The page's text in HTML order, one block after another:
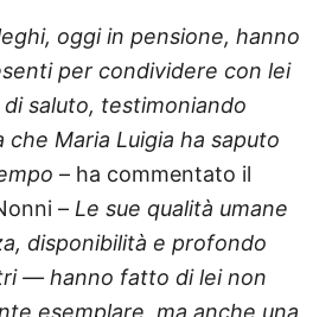
oggi in pensione, hanno
per condividere con lei
saluto, testimoniando
che Maria Luigia ha saputo
– ha commentato il
– Le sue qualità umane
disponibilità e profondo
— hanno fatto di lei non
esemplare, ma anche una